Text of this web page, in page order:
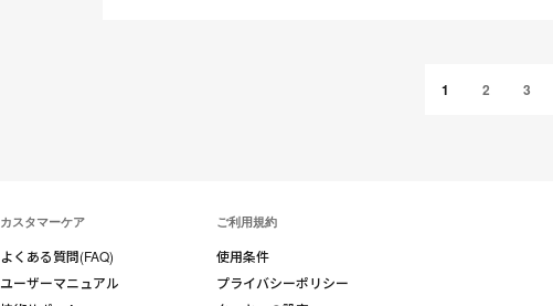
1 2 3
カスタマーケア
よくある質問(FAQ)
ユーザーマニュアル
ご利用規約
使用条件
プライバシーポリシー